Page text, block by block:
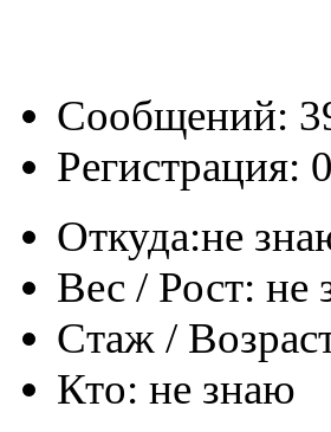
Сообщений:
Регистрация:
Откуда:не
Вес / Рост: не
Стаж /
Кто: не знаю